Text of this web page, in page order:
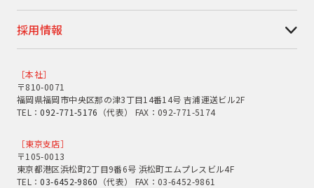
採用情報
［本社］
〒810-0071
福岡県福岡市中央区那の津3丁目14番14号 吉浦運送ビル2F
TEL：092-771-5176 （代表） FAX：092-771-5174
［東京支店］
〒105-0013
東京都港区浜松町2丁目9番6号 浜松町エムプレスビル4F
TEL：03-6452-9860 （代表） FAX：03-6452-9861